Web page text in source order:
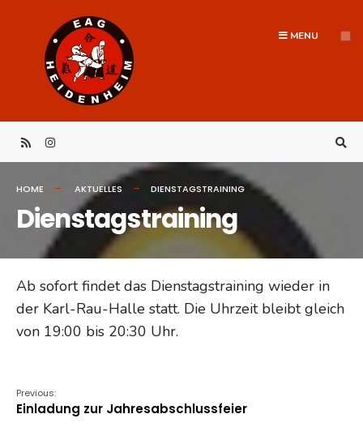
content
MENU
HOME AKTUELLES DIENSTAGSTRAINING
Dienstagstraining
Ab sofort findet das Dienstagstraining wieder in
der Karl-Rau-Halle statt. Die Uhrzeit bleibt gleich
von 19:00 bis 20:30 Uhr.
Previous:
Einladung zur Jahresabschlussfeier
for: